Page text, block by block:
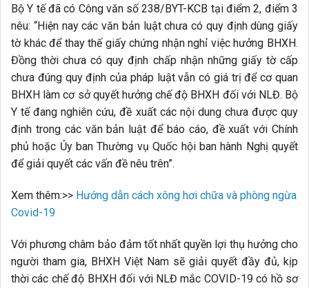
Bộ Y tế đã có Công văn số 238/BYT-KCB tại điểm 2, điểm 3
nêu: “Hiện nay các văn bản luật chưa có quy định dùng giấy
tờ khác để thay thế giấy chứng nhận nghỉ việc hưởng BHXH.
Đồng thời chưa có quy định chấp nhận những giấy tờ cấp
chưa đúng quy định của pháp luật vẫn có giá trị để cơ quan
BHXH làm cơ sở quyết hưởng chế độ BHXH đối với NLĐ. Bộ
Y tế đang nghiên cứu, đề xuất các nội dung chưa được quy
định trong các văn bản luật để báo cáo, đề xuất với Chính
phủ hoặc Ủy ban Thường vụ Quốc hội ban hành Nghị quyết
để giải quyết các vấn đề nêu trên”.
Xem thêm:>> Hướng dẫn cách xông hơi chữa và phòng ngừa
Covid-19
Với phương châm bảo đảm tốt nhất quyền lợi thụ hưởng cho
người tham gia, BHXH Việt Nam sẽ giải quyết đầy đủ, kịp
thời các chế độ BHXH đối với NLĐ mắc COVID-19 có hồ sơ